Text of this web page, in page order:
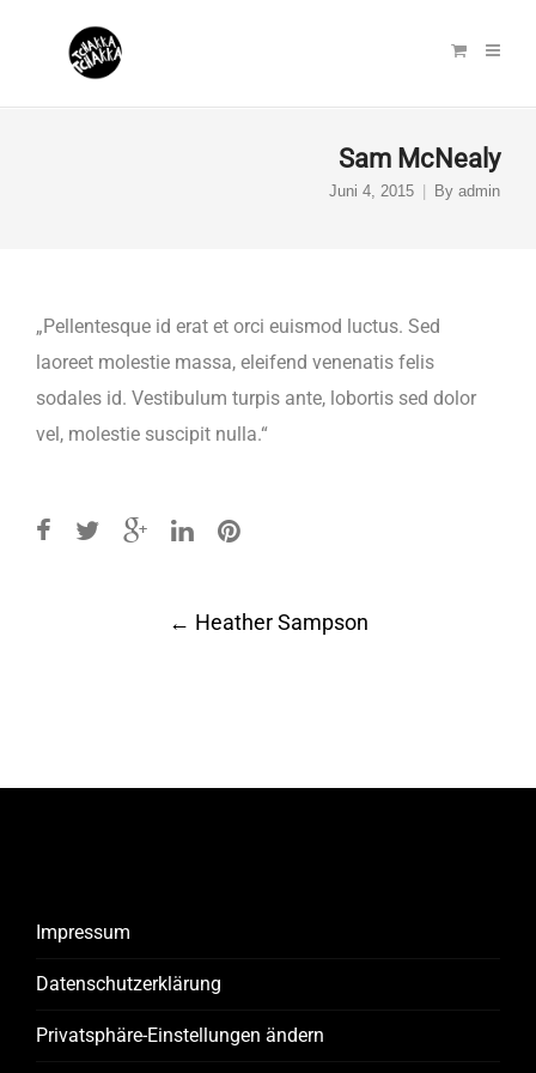
Sam McNealy
Juni 4, 2015 By admin
„Pellentesque id erat et orci euismod luctus. Sed
laoreet molestie massa, eleifend venenatis felis
sodales id. Vestibulum turpis ante, lobortis sed dolor
vel, molestie suscipit nulla.“
← Heather Sampson
Impressum
Datenschutzerklärung
Privatsphäre-Einstellungen ändern